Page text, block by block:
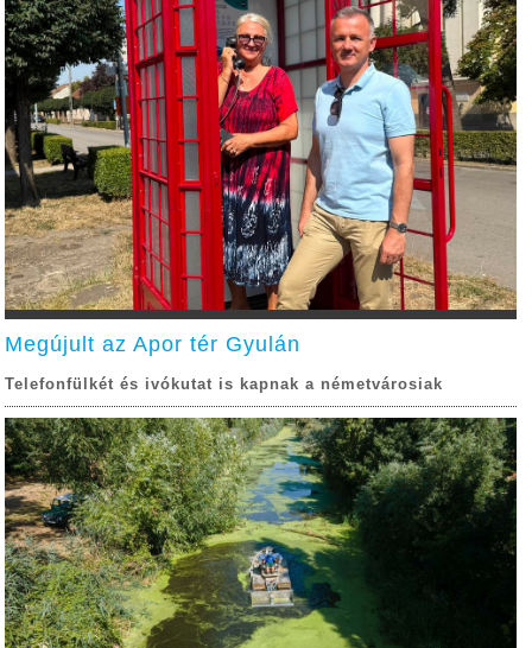
Megújult az Apor tér Gyulán
Telefonfülkét és ivókutat is kapnak a németvárosiak